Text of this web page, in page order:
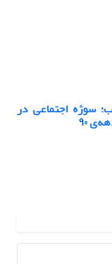
سوژه اجتماعی در
۹۰